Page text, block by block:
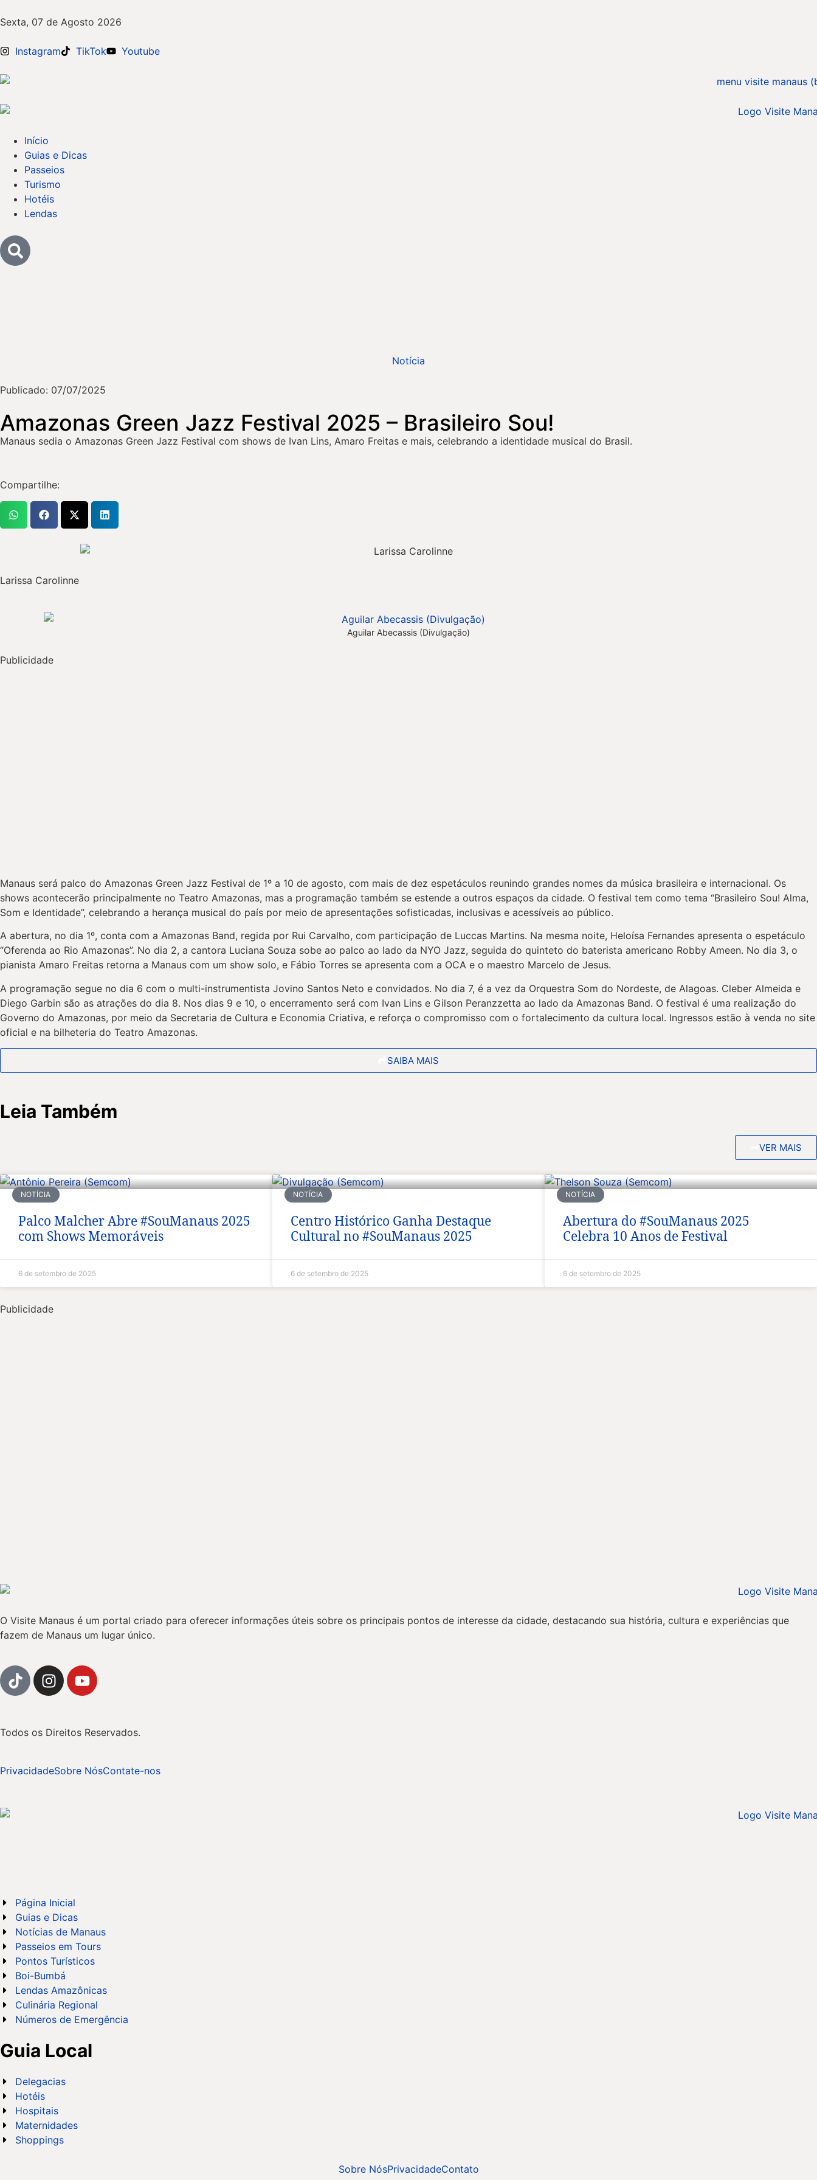
Sexta, 07 de Agosto 2026
Instagram TikTok Youtube
Início
Guias e Dicas
Passeios
Turismo
Hotéis
Lendas
Notícia
Publicado: 07/07/2025
Amazonas Green Jazz Festival 2025 – Brasileiro Sou!
Manaus sedia o Amazonas Green Jazz Festival com shows de Ivan Lins, Amaro Freitas e mais, celebrando a identidade musical do Brasil.
Compartilhe:
Larissa Carolinne
Aguilar Abecassis (Divulgação)
Publicidade
Manaus será palco do Amazonas Green Jazz Festival de 1º a 10 de agosto, com mais de dez espetáculos reunindo grandes nomes da música brasileira e internacional. Os
shows acontecerão principalmente no Teatro Amazonas, mas a programação também se estende a outros espaços da cidade. O festival tem como tema “Brasileiro Sou! Alma,
Som e Identidade”, celebrando a herança musical do país por meio de apresentações sofisticadas, inclusivas e acessíveis ao público.
A abertura, no dia 1º, conta com a Amazonas Band, regida por Rui Carvalho, com participação de Luccas Martins. Na mesma noite, Heloísa Fernandes apresenta o espetáculo
“Oferenda ao Rio Amazonas”. No dia 2, a cantora Luciana Souza sobe ao palco ao lado da NYO Jazz, seguida do quinteto do baterista americano Robby Ameen. No dia 3, o
pianista Amaro Freitas retorna a Manaus com um show solo, e Fábio Torres se apresenta com a OCA e o maestro Marcelo de Jesus.
A programação segue no dia 6 com o multi-instrumentista Jovino Santos Neto e convidados. No dia 7, é a vez da Orquestra Som do Nordeste, de Alagoas. Cleber Almeida e
Diego Garbin são as atrações do dia 8. Nos dias 9 e 10, o encerramento será com Ivan Lins e Gilson Peranzzetta ao lado da Amazonas Band. O festival é uma realização do
Governo do Amazonas, por meio da Secretaria de Cultura e Economia Criativa, e reforça o compromisso com o fortalecimento da cultura local. Ingressos estão à venda no site
oficial e na bilheteria do Teatro Amazonas.
SAIBA MAIS
Leia Também
VER MAIS
NOTÍCIA
Palco Malcher Abre #SouManaus 2025
com Shows Memoráveis
6 de setembro de 2025
NOTÍCIA
Centro Histórico Ganha Destaque
Cultural no #SouManaus 2025
6 de setembro de 2025
NOTÍCIA
Abertura do #SouManaus 2025
Celebra 10 Anos de Festival
6 de setembro de 2025
Publicidade
O Visite Manaus é um portal criado para oferecer informações úteis sobre os principais pontos de interesse da cidade, destacando sua história, cultura e experiências que
fazem de Manaus um lugar único.
Todos os Direitos Reservados.
PrivacidadeSobre NósContate-nos
Página Inicial
Guias e Dicas
Notícias de Manaus
Passeios em Tours
Pontos Turísticos
Boi-Bumbá
Lendas Amazônicas
Culinária Regional
Números de Emergência
Guia Local
Delegacias
Hotéis
Hospitais
Maternidades
Shoppings
Sobre NósPrivacidadeContato